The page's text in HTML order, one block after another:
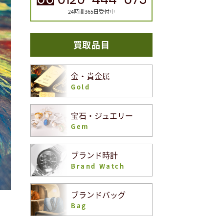
24時間365日受付中
買取品目
金・貴金属
Gold
宝石・ジュエリー
Gem
ブランド時計
Brand Watch
ブランドバッグ
Bag